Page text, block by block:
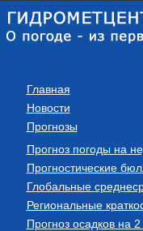
Главная
Новости
Прогнозы
Прогноз погоды на
Прогностические
Глобальные
Региональные
Прогноз осадков на 2